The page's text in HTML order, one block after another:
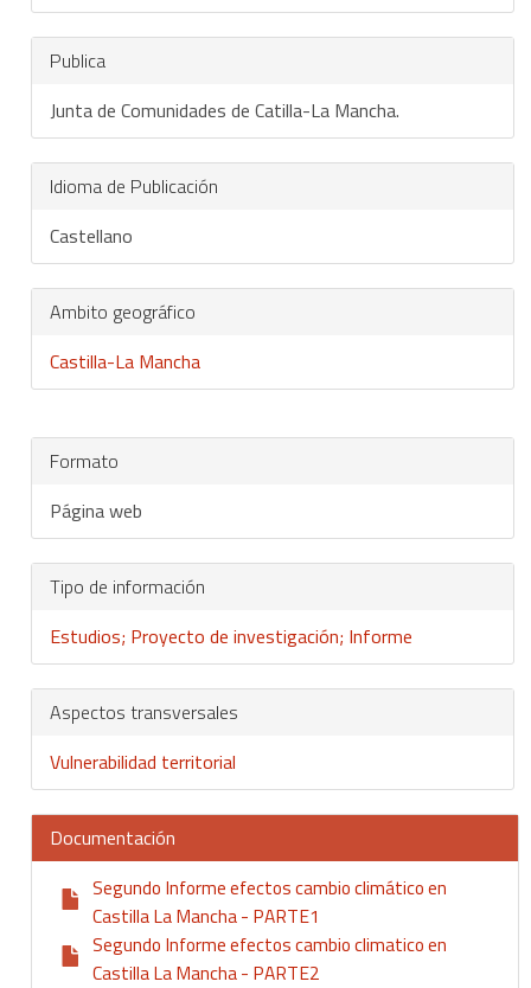
Publica
Junta de Comunidades de Catilla-La Mancha.
Idioma de Publicación
Castellano
Ambito geográfico
Castilla-La Mancha
Formato
Página web
Tipo de información
Estudios; Proyecto de investigación; Informe
Aspectos transversales
Vulnerabilidad territorial
Documentación
Segundo Informe efectos cambio climático en
Castilla La Mancha - PARTE1
Segundo Informe efectos cambio climatico en
Castilla La Mancha - PARTE2